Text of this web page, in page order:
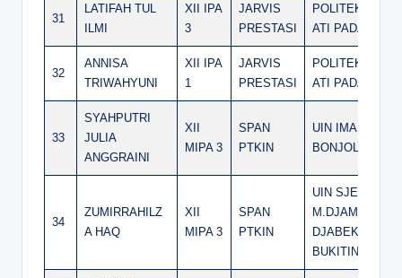
31
LATIFAH TUL
ILMI
XII IPA
3
JARVIS
PRESTASI
POLITEKNIK
ATI PADANG
32
ANNISA
TRIWAHYUNI
XII IPA
1
JARVIS
PRESTASI
POLITEKNIK
ATI PADANG
33
SYAHPUTRI
JULIA
ANGGRAINI
XII
MIPA 3
SPAN
PTKIN
UIN IMAM
BONJOL
34
ZUMIRRAHILZ
A HAQ
XII
MIPA 3
SPAN
PTKIN
UIN SJECH
M.DJAMIL
DJABEK
BUKITINGGI